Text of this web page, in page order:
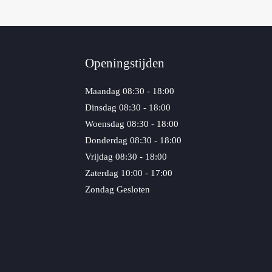
Openingstijden
Maandag 08:30 - 18:00
Dinsdag 08:30 - 18:00
Woensdag 08:30 - 18:00
Donderdag 08:30 - 18:00
Vrijdag 08:30 - 18:00
Zaterdag 10:00 - 17:00
Zondag Gesloten